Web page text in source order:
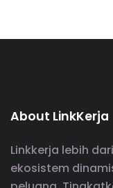
About LinkKerja
Linkkerja lebih
ekosistem